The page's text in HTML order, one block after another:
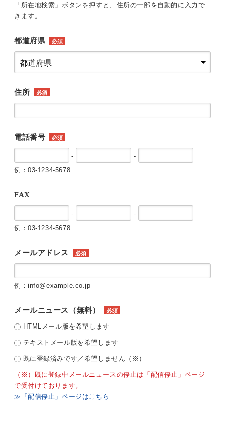
「所在地検索」ボタンを押すと、住所の一部を自動的に入力で
きます。
都道府県 必須
住所 必須
電話番号 必須
-
-
例：03-1234-5678
FAX
-
-
例：03-1234-5678
メールアドレス 必須
例：info@example.co.jp
メールニュース（無料） 必須
HTMLメール版を希望します
テキストメール版を希望します
既に登録済みです／希望しません（※）
（※）既に登録中メールニュースの停止は「配信停止」ページ
で受付けております。
≫「配信停止」ページはこちら